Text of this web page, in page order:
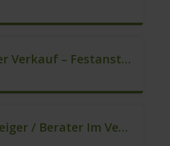
Mitarbeiter Verkauf – Festanstellung (m/w/d)
Quereinsteiger / Berater Im Vertrieb In VZ/TZ (m/w/d)